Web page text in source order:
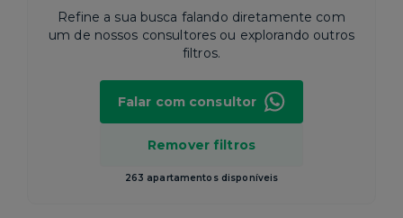
Refine a sua busca falando diretamente com
um de nossos consultores ou explorando outros
filtros.
Remover filtros
263 apartamentos disponíveis
Falar com consultor